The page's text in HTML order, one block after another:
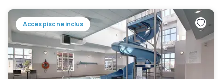
Accès piscine inclus